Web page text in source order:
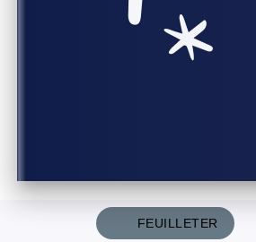
FEUILLETER